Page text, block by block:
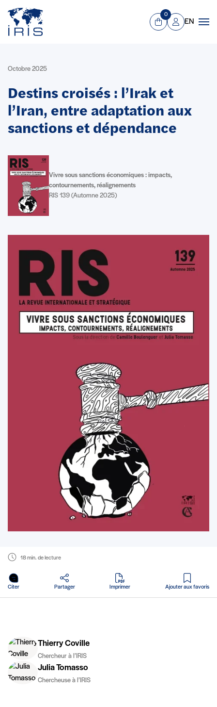
Aller au contenu principal
Panier
0
Mon compte
EN
Octobre 2025
Destins croisés : l’Irak et
l’Iran, entre adaptation aux
sanctions et dépendance
Vivre sous sanctions économiques : impacts,
contournements, réalignements
RIS 139 (Automne 2025)
18 min. de lecture
Citer Partager Imprimer
en PDF
Ajouter aux favoris
Thierry Coville
Chercheur à l’IRIS
Julia Tomasso
Chercheuse à l’IRIS